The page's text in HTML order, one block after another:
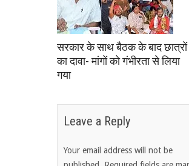
सरकार के साथ बैठक के बाद छात्रों
का दावा- मांगों को गंभीरता से लिया
गया
Leave a Reply
Your email address will not be